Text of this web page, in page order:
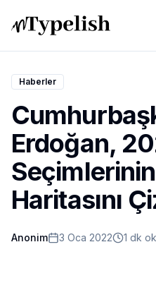
Dünya
Film ve Dizi
Kültür ve Sanat
Sağlık
Siyaset ve Tarih
Haberler
Erdoğan,
Haritasını
Anonim 3 Oca 2022 1 dk